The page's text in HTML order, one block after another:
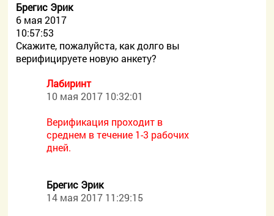
Брегис Эрик
6 мая 2017
10:57:53
Скажите, пожалуйста, как долго вы
верифицируете новую анкету?
Лабиринт
10 мая 2017 10:32:01
Верификация проходит в
среднем в течение 1-3 рабочих
дней.
Брегис Эрик
14 мая 2017 11:29:15